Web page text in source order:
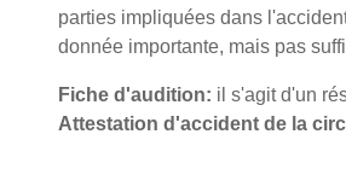
parties impliquées dans
donnée importante, mais pas
Fiche d'audition: il s'agit d'un
Attestation d'accident de la